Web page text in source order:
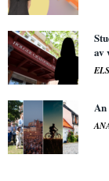
av
An